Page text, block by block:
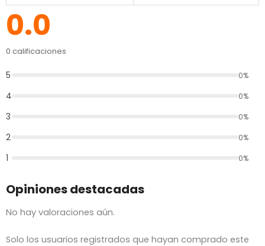
0.0
0 calificaciones
5 0%
4 0%
3 0%
2 0%
1 0%
Opiniones destacadas
No hay valoraciones aún.
Solo los usuarios registrados que hayan comprado este